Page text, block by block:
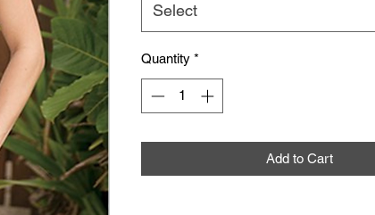
Select
Quantity *
Add to Cart